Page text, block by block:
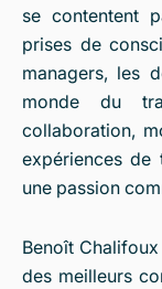
se contentent
prises de
managers, les
monde du
collaboration,
expériences de
une passion
Benoît Chalifoux
des meilleurs